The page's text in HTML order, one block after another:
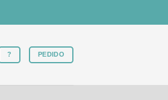
? PEDIDO